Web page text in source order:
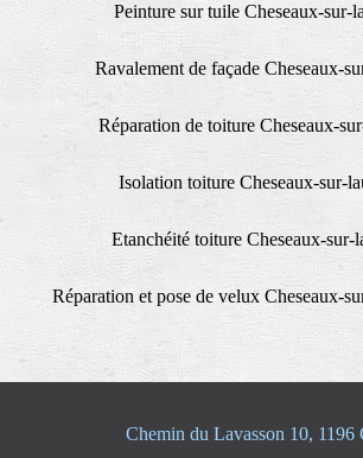
Peinture sur tuile Cheseaux-sur-
Ravalement de façade Cheseaux-
Réparation de toiture Cheseaux-
Isolation toiture Cheseaux-sur-
Etanchéité toiture Cheseaux-sur-
Réparation et pose de velux Cheseaux-
Chemin du Lavasson 10, 1196